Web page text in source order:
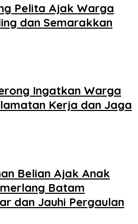
Pelita Ajak Warga
dan Semarakkan
Ingatkan Warga
Kerja dan Jaga
Belian Ajak Anak
Batam
dan Jauhi Pergaulan